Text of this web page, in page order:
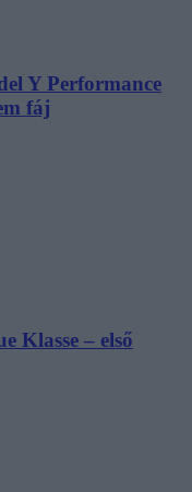
Y Performance
fáj
Klasse – első